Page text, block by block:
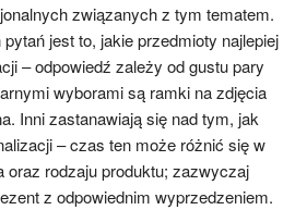
związanych z tym tematem.
jest to, jakie przedmioty najlepiej
– odpowiedź zależy od gustu pary
wyborami są ramki na zdjęcia
Inni zastanawiają się nad tym, jak
– czas ten może różnić się w
oraz rodzaju produktu; zazwyczaj
z odpowiednim wyprzedzeniem.